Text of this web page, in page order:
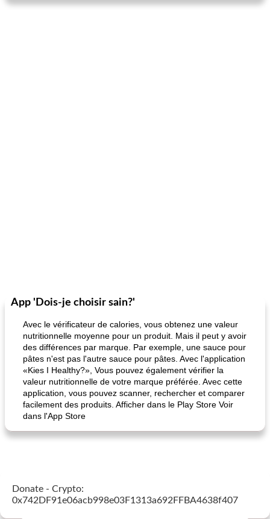
App 'Dois-je choisir sain?'
Avec le vérificateur de calories, vous obtenez une valeur
nutritionnelle moyenne pour un produit. Mais il peut y avoir
des différences par marque. Par exemple, une sauce pour
pâtes n'est pas l'autre sauce pour pâtes. Avec l'application
«Kies I Healthy?», Vous pouvez également vérifier la
valeur nutritionnelle de votre marque préférée. Avec cette
application, vous pouvez scanner, rechercher et comparer
facilement des produits. Afficher dans le Play Store Voir
dans l'App Store
Donate - Crypto:
0x742DF91e06acb998e03F1313a692FFBA4638f407